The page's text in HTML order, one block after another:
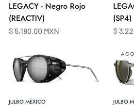
LEGACY - Negro Rojo
(REACTIV)
$ 5,180.00 MXN
(SP4)
$
Negro
(SP4)
JULBO MÉXICO
-
Gris
Claro
Gold
JULBO